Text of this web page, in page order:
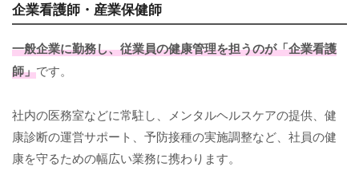
企業看護師・産業保健師
一般企業に勤務し、従業員の健康管理を担うのが「企業看護
師」です。
社内の医務室などに常駐し、メンタルヘルスケアの提供、健
康診断の運営サポート、予防接種の実施調整など、社員の健
康を守るための幅広い業務に携わります。